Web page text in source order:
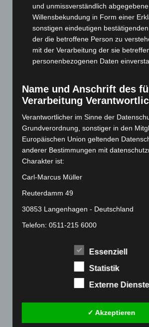
November 2022(167)
Oktober 2022(166)
September 2022(205)
August 2022(166)
Juli 2022(133)
Mai 2022(177)
März 2022(221)
Februar 2022(189)
Januar 2022(190)
September 2021
(180)
August 2021(154)
März 2021(228)
Februar 2021(189)
und unmissverständlich abgegebene
Willensbekundung in Form einer
sonstigen eindeutigen
der die betroffene Person zu
mit der Verarbeitung der sie
personenbezogenen Daten
Name und Anschrift des
Verarbeitung
Verantwortlicher im Sinne der
Grundverordnung, sonstiger in den
Europäischen Union geltenden
anderer Bestimmungen mit
Charakter ist:
Carl-Marcus Müller
Reuterdamm 49
30853 Langenhagen - Deutschland
Telefon: 0511-215 6000
Textdateien, welche über einen
einem Computersystem abgelegt und
Essenziell
Statistik
Externe Dienste
✓ Akzeptieren